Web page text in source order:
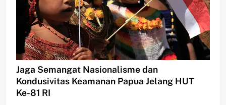
Jaga Semangat Nasionalisme dan
Kondusivitas Keamanan Papua Jelang HUT
Ke-81 RI